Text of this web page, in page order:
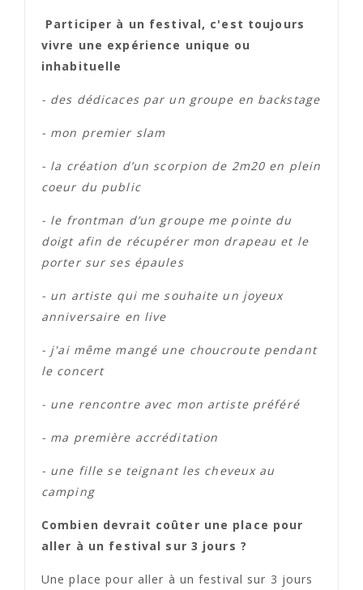
Participer à un festival, c'est toujours
vivre une expérience unique ou
inhabituelle
- des dédicaces par un groupe en backstage
- mon premier slam
- la création d’un scorpion de 2m20 en plein
coeur du public
- le frontman d’un groupe me pointe du
doigt afin de récupérer mon drapeau et le
porter sur ses épaules
- un artiste qui me souhaite un joyeux
anniversaire en live
- j'ai même mangé une choucroute pendant
le concert
- une rencontre avec mon artiste préféré
- ma première accréditation
- une fille se teignant les cheveux au
camping
Combien devrait coûter une place pour
aller à un festival sur 3 jours ?
Une place pour aller à un festival sur 3 jours